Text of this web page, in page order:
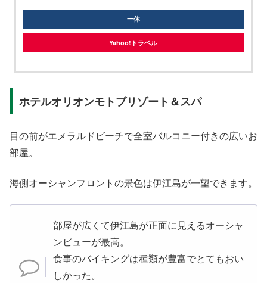
一休
Yahoo!トラベル
ホテルオリオンモトブリゾート＆スパ
目の前がエメラルドビーチで全室バルコニー付きの広いお
部屋。
海側オーシャンフロントの景色は伊江島が一望できます。
部屋が広くて伊江島が正面に見えるオーシャ
ンビューが最高。
食事のバイキングは種類が豊富でとてもおい
しかった。